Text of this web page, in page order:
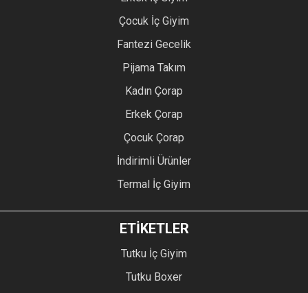
Çocuk İç Giyim
Fantezi Gecelik
Pijama Takım
Kadın Çorap
Erkek Çorap
Çocuk Çorap
İndirimli Ürünler
Termal İç Giyim
ETİKETLER
Tutku İç Giyim
Tutku Boxer